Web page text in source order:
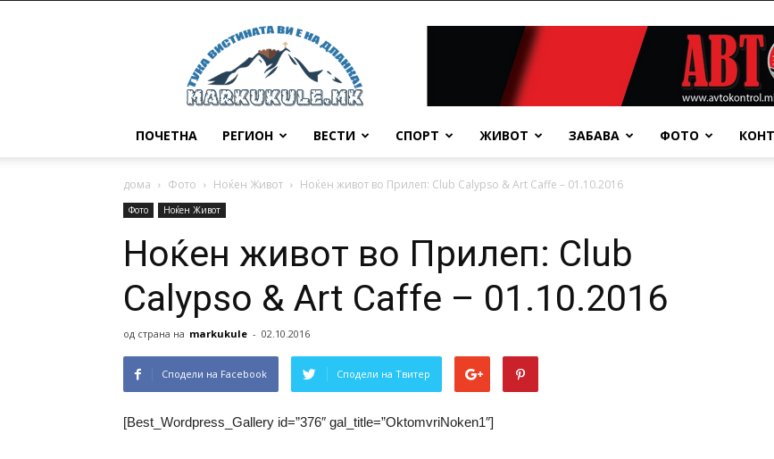
Маркукуле
ПОЧЕТНА РЕГИОН ВЕСТИ СПОРТ ЖИВОТ ЗАБАВА ФОТО
дома Фото Ноќен Живот Ноќен живот во Прилеп: Club Calypso & Art Caffe – 01.10.2016
Фото Ноќен Живот
Ноќен живот во Прилеп: Club
Calypso & Art Caffe – 01.10.2016
од страна на markukule - 02.10.2016
Сподели на Facebook Сподели на Твитер
[Best_Wordpress_Gallery id=”376″ gal_title=”OktomvriNoken1″]